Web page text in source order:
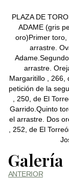
PLAZA DE
ADAME (gris
oro)Primer toro,
arrastre.
arrastre.
Margaritillo , 266,
petición de la
, 250, de El
Garrido.Quinto
el arrastre. Dos
, 252, de El
Galería
ANTERIOR